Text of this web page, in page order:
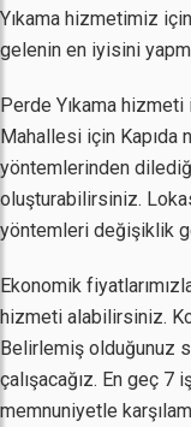
Yıkama hizmetimiz
gelenin en iyisini
Perde Yıkama
Mahallesi için Kapıda
yöntemlerinden
oluşturabilirsiniz.
yöntemleri değişiklik
Ekonomik
hizmeti alabilirsiniz.
Belirlemiş olduğunuz
çalışacağız. En geç
memnuniyetle